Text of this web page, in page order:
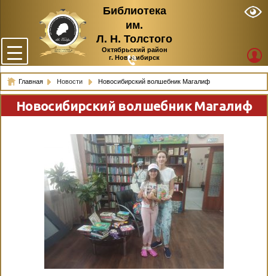
Библиотека
им.
Л. Н. Толстого
Октябрьский район
г. Новосибирск
Главная Новости Новосибирский волшебник Магалиф
Новосибирский волшебник Магалиф